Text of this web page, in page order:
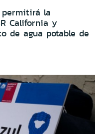
permitirá la
California y
de agua potable de